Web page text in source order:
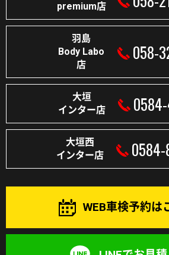
premium店
羽島
Body Labo
店
058-
大垣
インター店
大垣西
インター店
WEB車検予約は